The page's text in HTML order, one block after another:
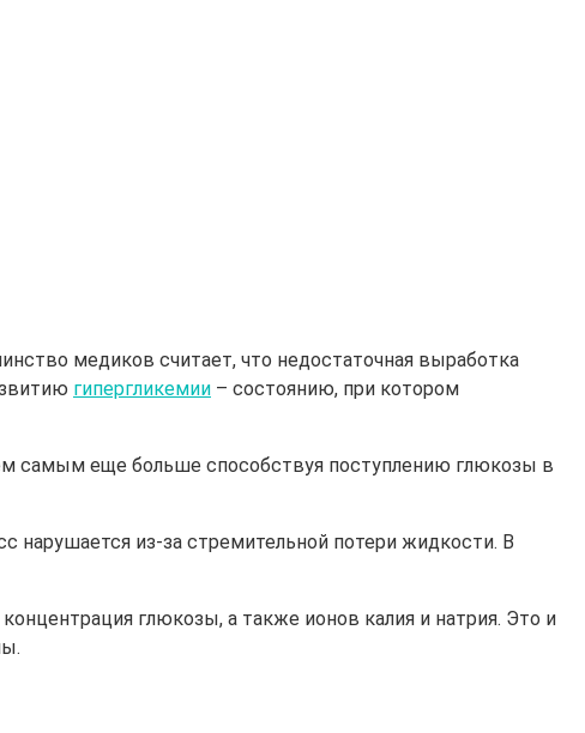
медиков считает, что недостаточная выработка
гипергликемии – состоянию, при котором
самым еще больше способствуя поступлению глюкозы в
нарушается из-за стремительной потери жидкости. В
глюкозы, а также ионов калия и натрия. Это и